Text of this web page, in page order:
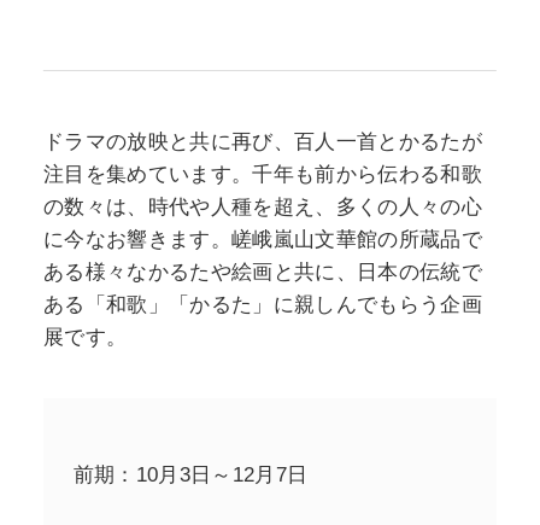
ドラマの放映と共に再び、百人一首とかるたが
注目を集めています。千年も前から伝わる和歌
の数々は、時代や人種を超え、多くの人々の心
に今なお響きます。嵯峨嵐山文華館の所蔵品で
ある様々なかるたや絵画と共に、日本の伝統で
ある「和歌」「かるた」に親しんでもらう企画
展です。
前期：10月3日～12月7日